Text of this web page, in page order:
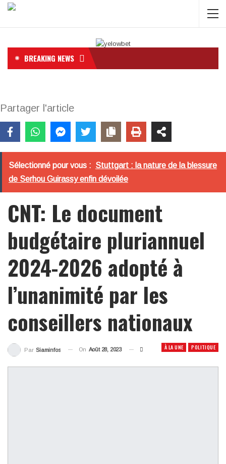
BREAKING NEWS
Partager l'article
Sélectionné pour vous : Stuttgart : la nature de la blessure
de Serhou Guirassy enfin dévoilée
CNT: Le document
budgétaire pluriannuel
2024-2026 adopté à
l’unanimité par les
conseillers nationaux
À LA UNE POLITIQUE
Par Siaminfos On Août 28, 2023